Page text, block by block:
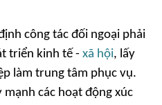
công tác đối ngoại phải
triển kinh tế - xã hội, lấy
làm trung tâm phục vụ.
mạnh các hoạt động xúc